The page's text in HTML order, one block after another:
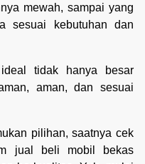
mewah, sampai yang
sesuai kebutuhan dan
tidak hanya besar
aman, dan sesuai
pilihan, saatnya cek
jual beli mobil bekas